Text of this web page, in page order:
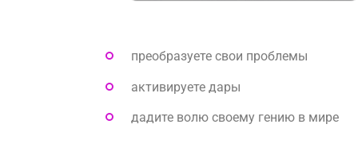
преобразуете свои проблемы
активируете дары
дадите волю своему гению в мире